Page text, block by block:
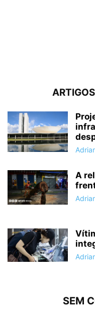
A
SEM